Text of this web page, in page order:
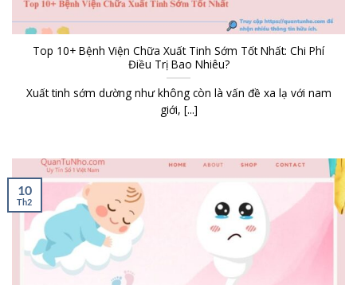
Top 10+ Bệnh Viện Chữa Xuất Tinh Sớm Tốt Nhất: Chi Phí
Điều Trị Bao Nhiêu?
Xuất tinh sớm dường như không còn là vấn đề xa lạ với nam
giới, [...]
10
Th2